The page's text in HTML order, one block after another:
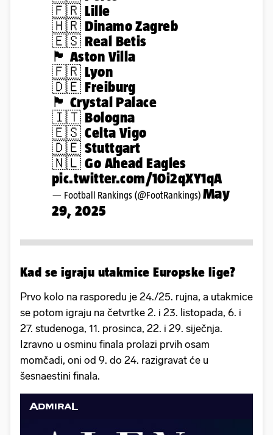
🇫🇷 Lille
🇭🇷 Dinamo Zagreb
🇪🇸 Real Betis
🏴󠁧󠁢󠁥󠁮󠁧󠁿 Aston Villa
🇫🇷 Lyon
🇩🇪 Freiburg
🏴󠁧󠁢󠁥󠁮󠁧󠁿 Crystal Palace
🇮🇹 Bologna
🇪🇸 Celta Vigo
🇩🇪 Stuttgart
🇳🇱 Go Ahead Eagles
pic.twitter.com/10i2qXY1qA
— Football Rankings (@FootRankings) May
29, 2025
Kad se igraju utakmice Europske lige?
Prvo kolo na rasporedu je 24./25. rujna, a utakmice
se potom igraju na četvrtke 2. i 23. listopada, 6. i
27. studenoga, 11. prosinca, 22. i 29. siječnja.
Izravno u osminu finala prolazi prvih osam
momčadi, oni od 9. do 24. razigravat će u
šesnaestini finala.